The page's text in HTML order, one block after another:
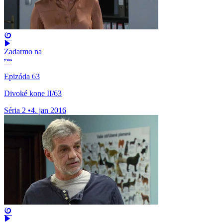
Zadarmo na
Epizóda 63
Divoké kone II/63
Séria 2 •4. jan 2016